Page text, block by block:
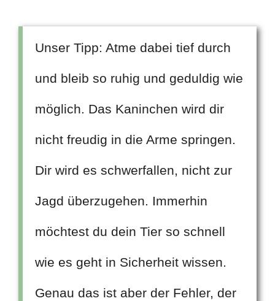
Unser Tipp: Atme dabei tief durch
und bleib so ruhig und geduldig wie
möglich. Das Kaninchen wird dir
nicht freudig in die Arme springen.
Dir wird es schwerfallen, nicht zur
Jagd überzugehen. Immerhin
möchtest du dein Tier so schnell
wie es geht in Sicherheit wissen.
Genau das ist aber der Fehler, der